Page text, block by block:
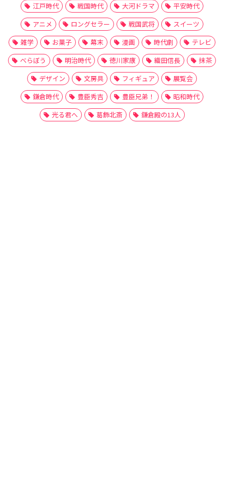
江戸時代 戦国時代 大河ドラマ
平安時代
アニメ
ロングセラー 戦国武将
スイーツ
雑学
お菓子 幕末 漫画 時代劇
テレビ
べらぼう
明治時代 徳川家康 織田信長
抹茶
デザイン
文房具 フィギュア
展覧会
鎌倉時代
豊臣秀吉 豊臣兄弟！
昭和時代
光る君へ
葛飾北斎 鎌倉殿の13人